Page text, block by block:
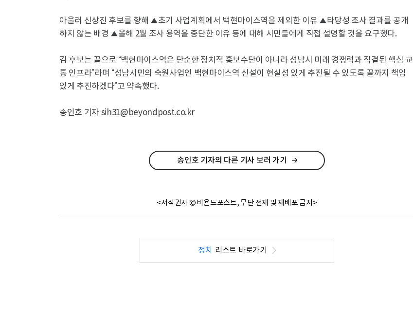
아울러 신상진 후보를 향해 ▲초기 사업계획에서 백현마이스역을 제외한 이유 ▲타당성 조사 결과를 공개
하지 않는 배경 ▲올해 2월 조사 용역을 중단한 이유 등에 대해 시민들에게 직접 설명할 것을 요구했다.
김 후보는 끝으로 “백현마이스역은 단순한 정치적 홍보수단이 아니라 성남시 미래 경쟁력과 직결된 핵심 교
통 인프라”라며 “성남시민의 숙원사업인 백현마이스역 신설이 현실성 있게 추진될 수 있도록 끝까지 책임
있게 추진하겠다”고 약속했다.
송인호 기자 sih31@beyondpost.co.kr
송인호 기자의 다른 기사 보러 가기
<저작권자 © 비욘드포스트, 무단 전재 및 재배포 금지>
정치 리스트 바로가기